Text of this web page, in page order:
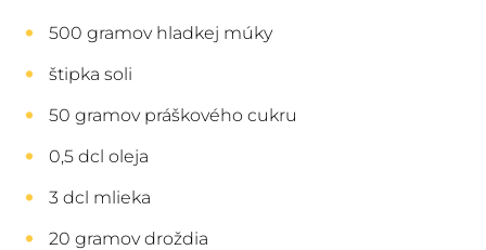
500 gramov hladkej múky
štipka soli
50 gramov práškového cukru
0,5 dcl oleja
3 dcl mlieka
20 gramov droždia